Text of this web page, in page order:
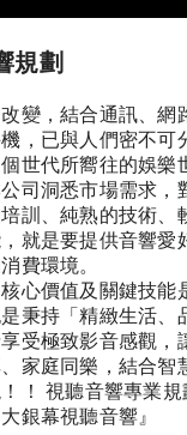
規劃
變，結合通訊、網
，已與人們密不可
世代所嚮往的娛樂
司洞悉市場需求，
訓、純熟的技術、
就是要提供音響愛
費環境。
心價值及關鍵技能
秉持「精緻生活、
受極致影音感觀，
家庭同樂，結合智
！ 視聽音響專業
銀幕視聽音響』